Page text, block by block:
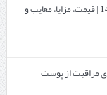
هزینه ایمپلنت دندان در ترکیه 1405 | قیمت، مزایا، معایب و
مراقبت از پوست